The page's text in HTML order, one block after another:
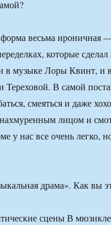
весьма ироничная
которые
в музыке Лоры Квинт, и
Тереховой. В самой
смеяться и даже
лицом и
у нас все очень
драма». Как вы
сцены В